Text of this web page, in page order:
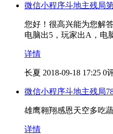
微信小程序斗地主残局
您好！很高兴能为您
电脑出5，玩家出A，电
详情
长夏 2018-09-18 17:25 0
微信小程序斗地主残局
雄鹰翱翔感恩天空多吃
详情